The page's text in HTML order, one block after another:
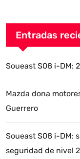
Entradas
Soueast S08 i-DM:
Mazda dona
Guerrero
Soueast S08 i-DM:
seguridad de nivel 2